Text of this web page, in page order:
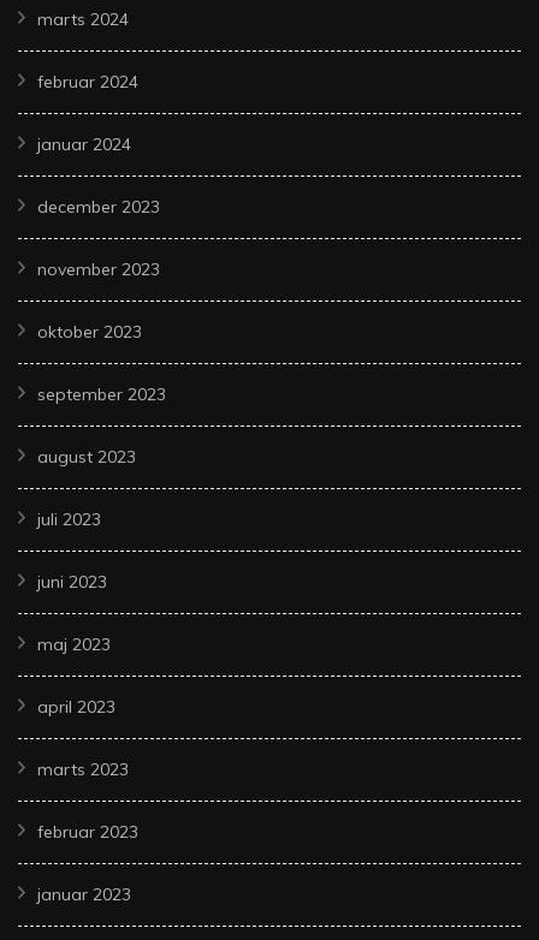
marts 2024
februar 2024
januar 2024
december 2023
november 2023
oktober 2023
september 2023
august 2023
juli 2023
juni 2023
maj 2023
april 2023
marts 2023
februar 2023
januar 2023